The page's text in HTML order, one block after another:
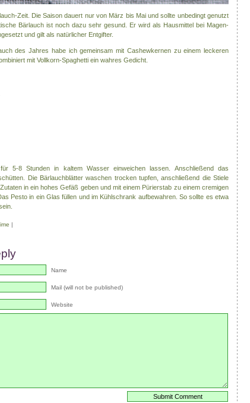
Zeit. Die Saison dauert nur von März bis Mai und sollte unbedingt genutzt
Bärlauch ist noch dazu sehr gesund. Er wird als Hausmittel bei Magen-
und gilt als natürlicher Entgifter.
des Jahres habe ich gemeinsam mit Cashewkernen zu einem leckeren
mit Vollkorn-Spaghetti ein wahres Gedicht.
5-8 Stunden in kaltem Wasser einweichen lassen. Anschließend das
Die Bärlauchblätter waschen trocken tupfen, anschließend die Stiele
in ein hohes Gefäß geben und mit einem Pürierstab zu einem cremigen
Pesto in ein Glas füllen und im Kühlschrank aufbewahren. So sollte es etwa
|
Name
Mail (will not be published)
Website